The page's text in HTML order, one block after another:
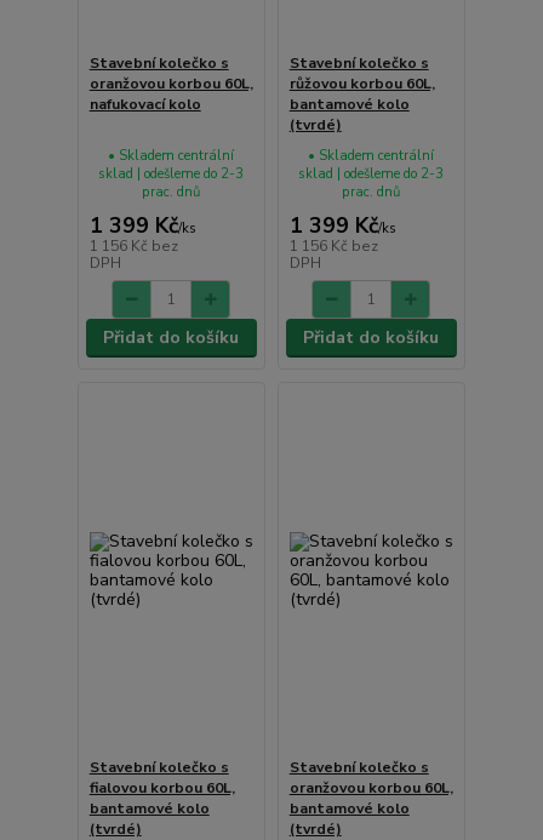
Stavební kolečko s
oranžovou korbou 60L,
nafukovací kolo
1 399 Kč/ks
1 156 Kč bez
DPH
• Skladem centrální
sklad | odešleme do 2-3
prac. dnů
Přidat do košíku
Stavební kolečko s
růžovou korbou 60L,
bantamové kolo
(tvrdé)
1 399 Kč/ks
1 156 Kč bez
DPH
• Skladem centrální
sklad | odešleme do 2-3
prac. dnů
Přidat do košíku
Stavební kolečko s
fialovou korbou 60L,
bantamové kolo
(tvrdé)
Stavební kolečko s
oranžovou korbou 60L,
bantamové kolo
(tvrdé)